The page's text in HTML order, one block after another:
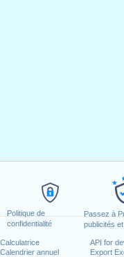
Politique de
confidentialité
Passez à
publicités
Calculatrice
Calendrier annuel
API for
Export